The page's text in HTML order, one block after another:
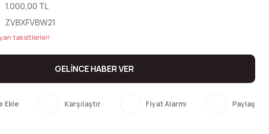
1.000,00 TL
ZVBXFVBW21
taksitlerle!!
GELİNCE HABER VER
Karşılaştır Fiyat Alarmı Paylaş